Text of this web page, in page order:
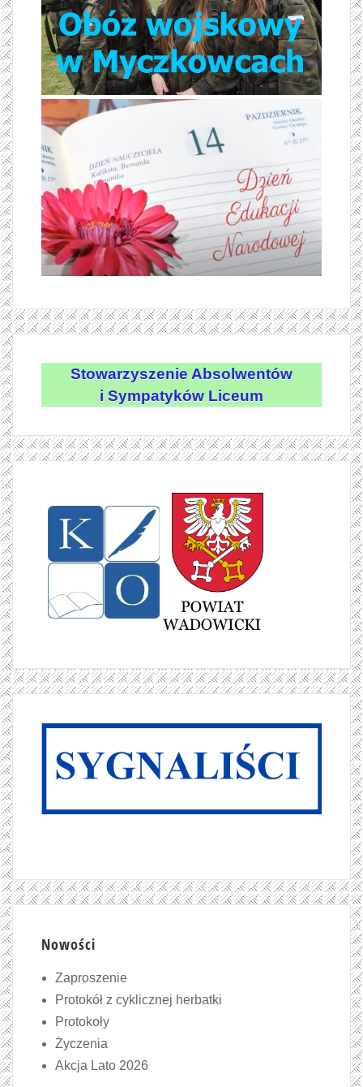
Stowarzyszenie Absolwentów
i Sympatyków Liceum
Nowości
Zaproszenie
Protokół z cyklicznej herbatki
Protokoły
Życzenia
Akcja Lato 2026